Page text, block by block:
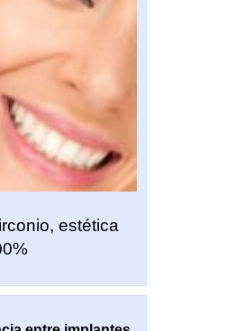
estética